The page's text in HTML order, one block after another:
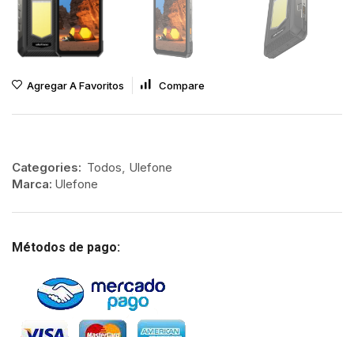
Agregar A Favoritos Compare
Categories: Todos, Ulefone
Marca: Ulefone
Métodos de pago: